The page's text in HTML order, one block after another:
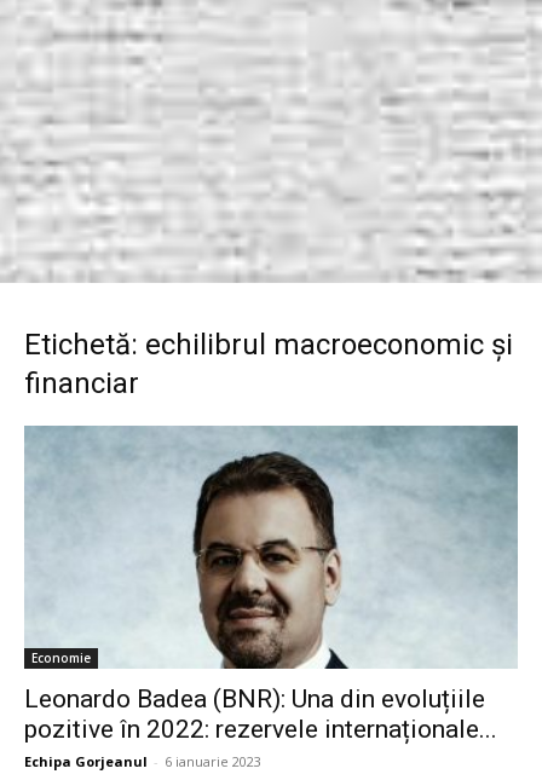
Etichetă: echilibrul macroeconomic și
financiar
Economie
Leonardo Badea (BNR): Una din evoluțiile
pozitive în 2022: rezervele internaționale...
Echipa Gorjeanul - 6 ianuarie 2023